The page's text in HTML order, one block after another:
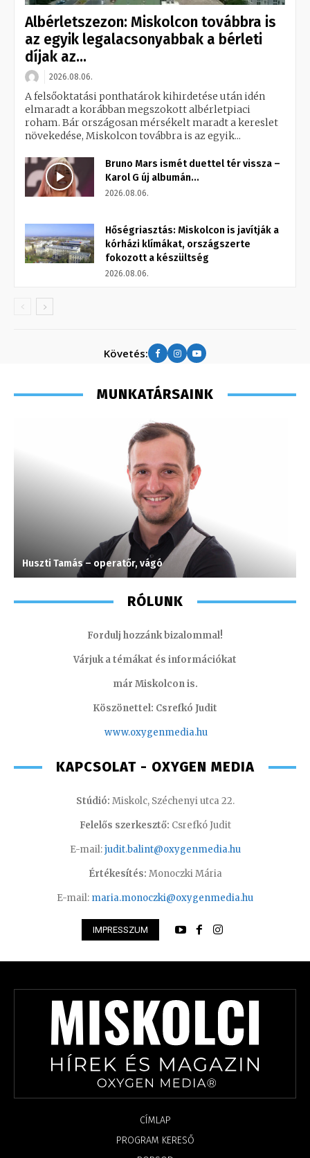
Albérletszezon: Miskolcon továbbra is
az egyik legalacsonyabbak a bérleti
díjak az...
2026.08.06.
A felsőoktatási ponthatárok kihirdetése után idén
elmaradt a korábban megszokott albérletpiaci
roham. Bár országosan mérsékelt maradt a kereslet
növekedése, Miskolcon továbbra is az egyik...
Bruno Mars ismét duettel tér vissza –
Karol G új albumán...
2026.08.06.
Hőségriasztás: Miskolcon is javítják a
kórházi klímákat, országszerte
fokozott a készültség
2026.08.06.
Követés:
MUNKATÁRSAINK
Huszti Tamás – operatőr, vágó
RÓLUNK
Fordulj hozzánk bizalommal!
Várjuk a témákat és információkat
már Miskolcon is.
Köszönettel: Csrefkó Judit
www.oxygenmedia.hu
KAPCSOLAT - OXYGEN MEDIA
Stúdió: Miskolc, Széchenyi utca 22.
Felelős szerkesztő: Csrefkó Judit
E-mail:judit.balint@oxygenmedia.hu
Értékesítés: Monoczki Mária
E-mail: maria.monoczki@oxygenmedia.hu
IMPRESSZUM
CÍMLAP
PROGRAM KERESŐ